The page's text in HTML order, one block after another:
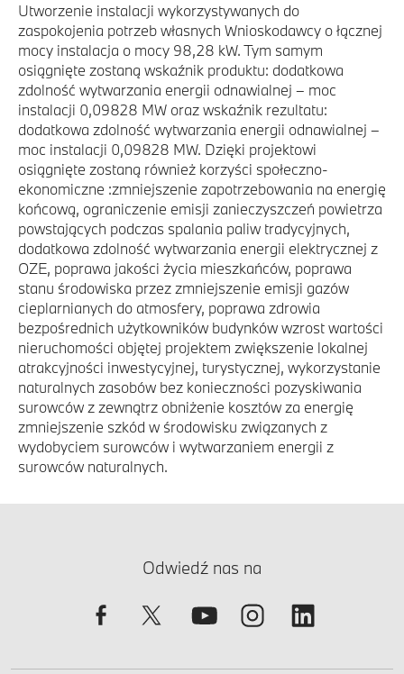
Utworzenie instalacji wykorzystywanych do
zaspokojenia potrzeb własnych Wnioskodawcy o łącznej
mocy instalacja o mocy 98,28 kW. Tym samym
osiągnięte zostaną wskaźnik produktu: dodatkowa
zdolność wytwarzania energii odnawialnej – moc
instalacji 0,09828 MW oraz wskaźnik rezultatu:
dodatkowa zdolność wytwarzania energii odnawialnej –
moc instalacji 0,09828 MW. Dzięki projektowi
osiągnięte zostaną również korzyści społeczno-
ekonomiczne :zmniejszenie zapotrzebowania na energię
końcową, ograniczenie emisji zanieczyszczeń powietrza
powstających podczas spalania paliw tradycyjnych,
dodatkowa zdolność wytwarzania energii elektrycznej z
OZE, poprawa jakości życia mieszkańców, poprawa
stanu środowiska przez zmniejszenie emisji gazów
cieplarnianych do atmosfery, poprawa zdrowia
bezpośrednich użytkowników budynków wzrost wartości
nieruchomości objętej projektem zwiększenie lokalnej
atrakcyjności inwestycyjnej, turystycznej, wykorzystanie
naturalnych zasobów bez konieczności pozyskiwania
surowców z zewnątrz obniżenie kosztów za energię
zmniejszenie szkód w środowisku związanych z
wydobyciem surowców i wytwarzaniem energii z
surowców naturalnych.
Odwiedź nas na